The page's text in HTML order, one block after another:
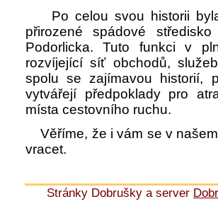
Po celou svou historii byla
přirozené spádové
Podorlicka. Tuto funkci v
rozvíjející síť obchodů,
spolu se zajímavou historií,
vytvářejí předpoklady pro
místa cestovního ruchu.
Věříme, že i vám se v
vracet.
Stránky Dobrušky a server